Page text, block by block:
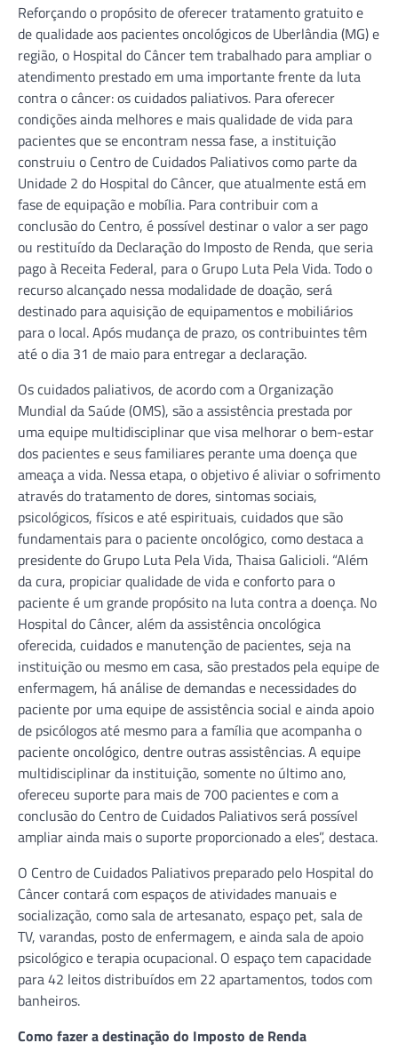
Reforçando o propósito de oferecer tratamento gratuito e
de qualidade aos pacientes oncológicos de Uberlândia (MG) e
região, o Hospital do Câncer tem trabalhado para ampliar o
atendimento prestado em uma importante frente da luta
contra o câncer: os cuidados paliativos. Para oferecer
condições ainda melhores e mais qualidade de vida para
pacientes que se encontram nessa fase, a instituição
construiu o Centro de Cuidados Paliativos como parte da
Unidade 2 do Hospital do Câncer, que atualmente está em
fase de equipação e mobília. Para contribuir com a
conclusão do Centro, é possível destinar o valor a ser pago
ou restituído da Declaração do Imposto de Renda, que seria
pago à Receita Federal, para o Grupo Luta Pela Vida. Todo o
recurso alcançado nessa modalidade de doação, será
destinado para aquisição de equipamentos e mobiliários
para o local. Após mudança de prazo, os contribuintes têm
até o dia 31 de maio para entregar a declaração.
Os cuidados paliativos, de acordo com a Organização
Mundial da Saúde (OMS), são a assistência prestada por
uma equipe multidisciplinar que visa melhorar o bem-estar
dos pacientes e seus familiares perante uma doença que
ameaça a vida. Nessa etapa, o objetivo é aliviar o sofrimento
através do tratamento de dores, sintomas sociais,
psicológicos, físicos e até espirituais, cuidados que são
fundamentais para o paciente oncológico, como destaca a
presidente do Grupo Luta Pela Vida, Thaisa Galicioli. “Além
da cura, propiciar qualidade de vida e conforto para o
paciente é um grande propósito na luta contra a doença. No
Hospital do Câncer, além da assistência oncológica
oferecida, cuidados e manutenção de pacientes, seja na
instituição ou mesmo em casa, são prestados pela equipe de
enfermagem, há análise de demandas e necessidades do
paciente por uma equipe de assistência social e ainda apoio
de psicólogos até mesmo para a família que acompanha o
paciente oncológico, dentre outras assistências. A equipe
multidisciplinar da instituição, somente no último ano,
ofereceu suporte para mais de 700 pacientes e com a
conclusão do Centro de Cuidados Paliativos será possível
ampliar ainda mais o suporte proporcionado a eles”, destaca.
O Centro de Cuidados Paliativos preparado pelo Hospital do
Câncer contará com espaços de atividades manuais e
socialização, como sala de artesanato, espaço pet, sala de
TV, varandas, posto de enfermagem, e ainda sala de apoio
psicológico e terapia ocupacional. O espaço tem capacidade
para 42 leitos distribuídos em 22 apartamentos, todos com
banheiros.
Como fazer a destinação do Imposto de Renda